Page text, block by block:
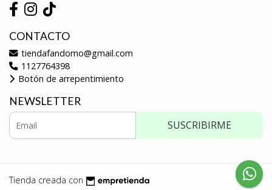
CONTACTO
tiendafandomo@gmail.com
1127764398
Botón de arrepentimiento
NEWSLETTER
SUSCRIBIRME
Tienda creada con